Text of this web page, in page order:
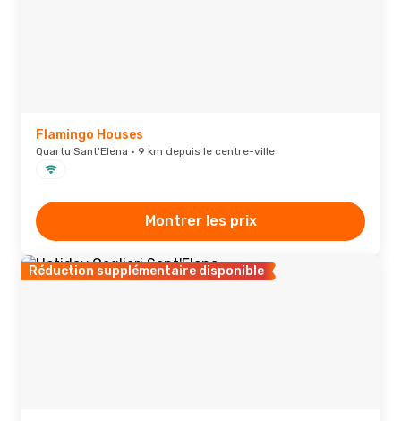
Flamingo Houses
Quartu Sant'Elena · 9 km depuis le centre-ville
Montrer les prix
Réduction supplémentaire disponible